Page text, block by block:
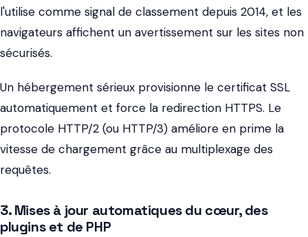
l'utilise comme signal de classement depuis 2014, et les
navigateurs affichent un avertissement sur les sites non
sécurisés.
Un hébergement sérieux provisionne le certificat SSL
automatiquement et force la redirection HTTPS. Le
protocole HTTP/2 (ou HTTP/3) améliore en prime la
vitesse de chargement grâce au multiplexage des
requêtes.
3. Mises à jour automatiques du cœur, des
plugins et de PHP